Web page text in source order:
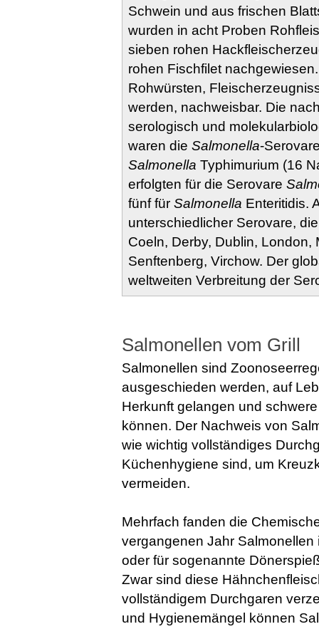
Schwein und aus frischen
wurden in acht Proben
sieben rohen
rohen Fischfilet
Rohwürsten,
werden, nachweisbar. Die
serologisch und
waren die Salmonella-
Salmonella Typhimurium (16
erfolgten für die Serovare
fünf für Salmonella Enteritidis.
unterschiedlicher Serovare,
Coeln, Derby, Dublin,
Senftenberg, Virchow. Der
weltweiten Verbreitung der
Salmonellen vom Grill
Salmonellen sind
ausgeschieden werden, auf
Herkunft gelangen und
können. Der Nachweis von
wie wichtig vollständiges
Küchenhygiene sind, um
vermeiden.
Mehrfach fanden die
vergangenen Jahr
oder für sogenannte
Zwar sind diese
vollständigem Durchgaren
und Hygienemängel können